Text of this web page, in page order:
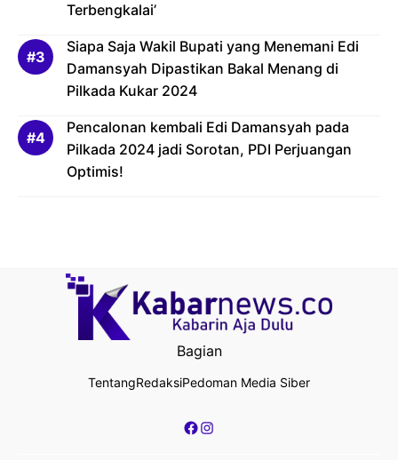
Terbengkalai’
Siapa Saja Wakil Bupati yang Menemani Edi
Damansyah Dipastikan Bakal Menang di
Pilkada Kukar 2024
Pencalonan kembali Edi Damansyah pada
Pilkada 2024 jadi Sorotan, PDI Perjuangan
Optimis!
Bagian
TentangRedaksiPedoman Media Siber
Facebook
Instagram